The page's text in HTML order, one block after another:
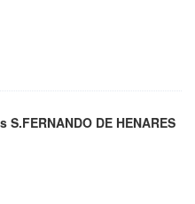
DE HENARES